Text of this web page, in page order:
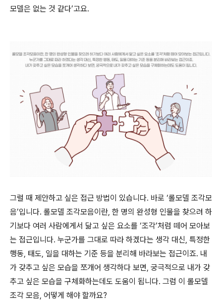
모델은 없는 것 같다’고요.
그럴 때 제안하고 싶은 접근 방법이 있습니다. 바로 ‘롤모델 조각모
음’입니다. 롤모델 조각모음이란, 한 명의 완성형 인물을 찾으려 하
기보다 여러 사람에게서 닮고 싶은 요소를 ‘조각’처럼 떼어 모아보
는 접근입니다. 누군가를 그대로 따라 하겠다는 생각 대신, 특정한
행동, 태도, 일을 대하는 기준 등을 분리해 바라보는 접근이죠. 내
가 갖추고 싶은 모습을 쪼개어 생각하다 보면, 궁극적으로 내가 갖
추고 싶은 모습을 구체화하는데도 도움이 됩니다. 그럼 이 롤모델
조각 모음, 어떻게 해야 할까요?